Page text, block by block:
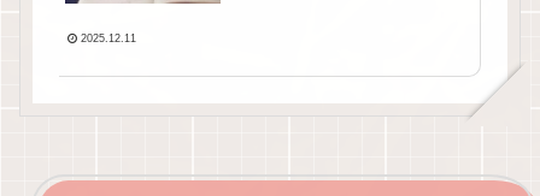
2025.12.11